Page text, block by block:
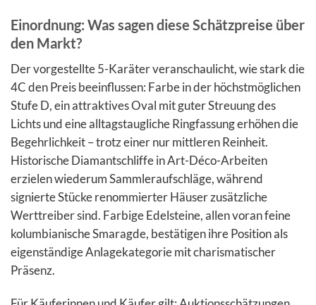
Einordnung: Was sagen diese Schätzpreise über
den Markt?
Der vorgestellte 5-Karäter veranschaulicht, wie stark die
4C den Preis beeinflussen: Farbe in der höchstmöglichen
Stufe D, ein attraktives Oval mit guter Streuung des
Lichts und eine alltagstaugliche Ringfassung erhöhen die
Begehrlichkeit – trotz einer nur mittleren Reinheit.
Historische Diamantschliffe in Art-Déco-Arbeiten
erzielen wiederum Sammleraufschläge, während
signierte Stücke renommierter Häuser zusätzliche
Werttreiber sind. Farbige Edelsteine, allen voran feine
kolumbianische Smaragde, bestätigen ihre Position als
eigenständige Anlagekategorie mit charismatischer
Präsenz.